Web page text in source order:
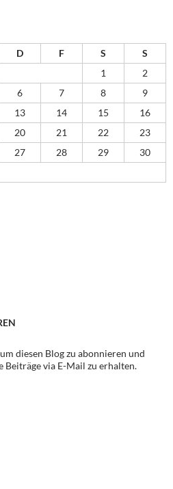
D F S
S
1
2
6 7 8
9
13 14 15
16
20 21 22
23
27 28 29
30
diesen Blog zu abonnieren und
Beiträge via E-Mail zu erhalten.